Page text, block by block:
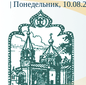
| Понедельник,